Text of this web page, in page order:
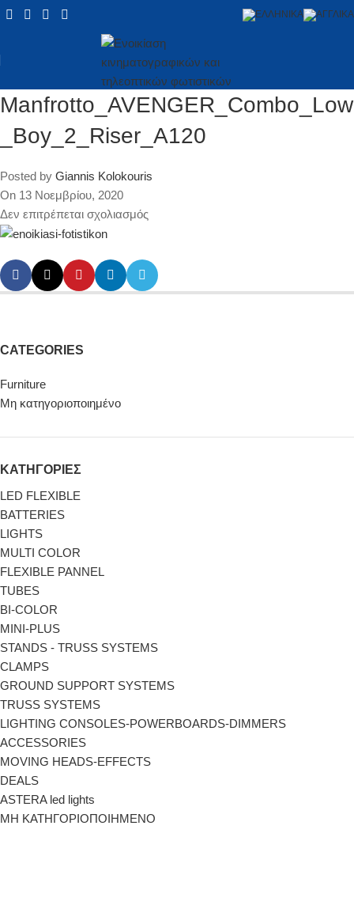
Manfrotto_AVENGER_Combo_Low
_Boy_2_Riser_A120
Posted by Giannis Kolokouris
On 13 Νοεμβρίου, 2020
Δεν επιτρέπεται σχολιασμός
CATEGORIES
Furniture
Μη κατηγοριοποιημένο
ΚΑΤΗΓΟΡΙΕΣ
LED FLEXIBLE
BATTERIES
LIGHTS
MULTI COLOR
FLEXIBLE PANNEL
TUBES
BI-COLΟR
MINI-PLUS
STANDS - TRUSS SYSTEMS
CLAMPS
GROUND SUPPORT SYSTEMS
TRUSS SYSTEMS
LIGHTING CONSOLES-POWERBOARDS-DIMMERS
ACCESSORIES
MOVING HEADS-EFFECTS
DEALS
ASTERA led lights
ΜΗ ΚΑΤΗΓΟΡΙΟΠΟΙΗΜΕΝΟ